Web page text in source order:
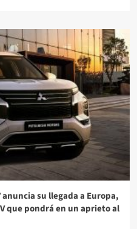
su llegada a Europa,
que pondrá en un aprieto al